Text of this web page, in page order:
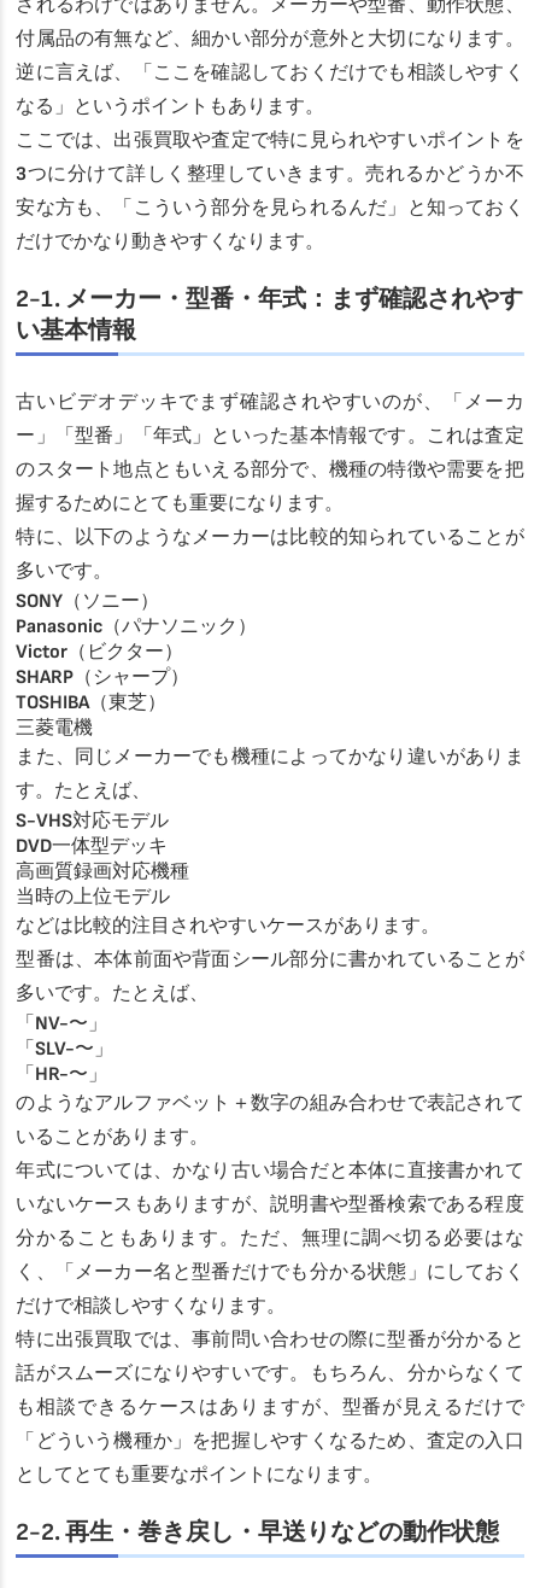
されるわけではありません。メーカーや型番、動作状態、
付属品の有無など、細かい部分が意外と大切になります。
逆に言えば、「ここを確認しておくだけでも相談しやすく
なる」というポイントもあります。
ここでは、出張買取や査定で特に見られやすいポイントを
3つに分けて詳しく整理していきます。売れるかどうか不
安な方も、「こういう部分を見られるんだ」と知っておく
だけでかなり動きやすくなります。
2-1. メーカー・型番・年式：まず確認されやす
い基本情報
古いビデオデッキでまず確認されやすいのが、「メーカ
ー」「型番」「年式」といった基本情報です。これは査定
のスタート地点ともいえる部分で、機種の特徴や需要を把
握するためにとても重要になります。
特に、以下のようなメーカーは比較的知られていることが
多いです。
SONY（ソニー）
Panasonic（パナソニック）
Victor（ビクター）
SHARP（シャープ）
TOSHIBA（東芝）
三菱電機
また、同じメーカーでも機種によってかなり違いがありま
す。たとえば、
S-VHS対応モデル
DVD一体型デッキ
高画質録画対応機種
当時の上位モデル
などは比較的注目されやすいケースがあります。
型番は、本体前面や背面シール部分に書かれていることが
多いです。たとえば、
「NV-〜」
「SLV-〜」
「HR-〜」
のようなアルファベット＋数字の組み合わせで表記されて
いることがあります。
年式については、かなり古い場合だと本体に直接書かれて
いないケースもありますが、説明書や型番検索である程度
分かることもあります。ただ、無理に調べ切る必要はな
く、「メーカー名と型番だけでも分かる状態」にしておく
だけで相談しやすくなります。
特に出張買取では、事前問い合わせの際に型番が分かると
話がスムーズになりやすいです。もちろん、分からなくて
も相談できるケースはありますが、型番が見えるだけで
「どういう機種か」を把握しやすくなるため、査定の入口
としてとても重要なポイントになります。
2-2. 再生・巻き戻し・早送りなどの動作状態